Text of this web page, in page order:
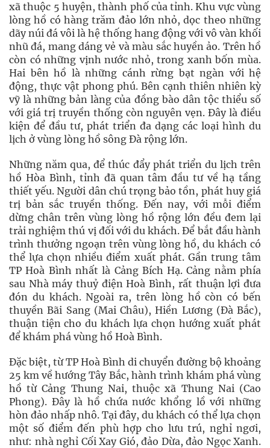
xã thuộc 5 huyện, thành phố của tỉnh. Khu vực vùng
lòng hồ có hàng trăm đảo lớn nhỏ, dọc theo những
dãy núi đá vôi là hệ thống hang động với vô vàn khối
nhũ đá, mang dáng vẻ và màu sắc huyền ảo. Trên hồ
còn có những vịnh nước nhỏ, trong xanh bốn mùa.
Hai bên hồ là những cánh rừng bạt ngàn với hệ
động, thực vật phong phú. Bên cạnh thiên nhiên kỳ
vỹ là những bản làng của đồng bào dân tộc thiểu số
với giá trị truyền thống còn nguyên vẹn. Đây là điều
kiện để đầu tư, phát triển đa dạng các loại hình du
lịch ở vùng lòng hồ sông Đà rộng lớn.
Những năm qua, để thúc đẩy phát triển du lịch trên
hồ Hòa Bình, tỉnh đã quan tâm đầu tư về hạ tầng
thiết yếu. Người dân chú trọng bảo tồn, phát huy giá
trị bản sắc truyền thống. Đến nay, với mỗi điểm
dừng chân trên vùng lòng hồ rộng lớn đều đem lại
trải nghiệm thú vị đối với du khách. Để bắt đầu hành
trình thưởng ngoạn trên vùng lòng hồ, du khách có
thể lựa chọn nhiều điểm xuất phát. Gần trung tâm
TP Hoà Bình nhất là Cảng Bích Hạ. Cảng nằm phía
sau Nhà máy thuỷ điện Hoà Bình, rất thuận lợi đưa
đón du khách. Ngoài ra, trên lòng hồ còn có bến
thuyền Bãi Sang (Mai Châu), Hiền Lương (Đà Bắc),
thuận tiện cho du khách lựa chọn hướng xuất phát
để khám phá vùng hồ Hoà Bình.
Đặc biệt, từ TP Hoà Bình di chuyển đường bộ khoảng
25 km về hướng Tây Bắc, hành trình khám phá vùng
hồ từ Cảng Thung Nai, thuộc xã Thung Nai (Cao
Phong). Đây là hồ chứa nước khổng lồ với những
hòn đảo nhấp nhô. Tại đây, du khách có thể lựa chọn
một số điểm đến phù hợp cho lưu trú, nghỉ ngơi,
như: nhà nghỉ Cối Xay Gió, đảo Dừa, đảo Ngọc Xanh.